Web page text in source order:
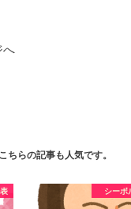
へ
こちらの記事も人気です。
シーボ